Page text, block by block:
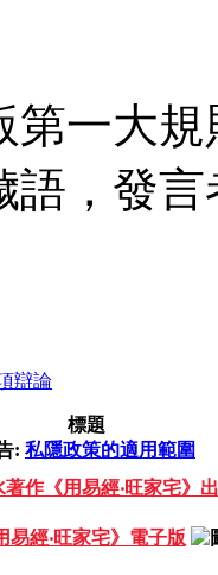
第一大
語，發
辯論
標題
: 私隱政策的適用範圍
作《用易經‧旺家宅》
易經‧旺家宅》電子版